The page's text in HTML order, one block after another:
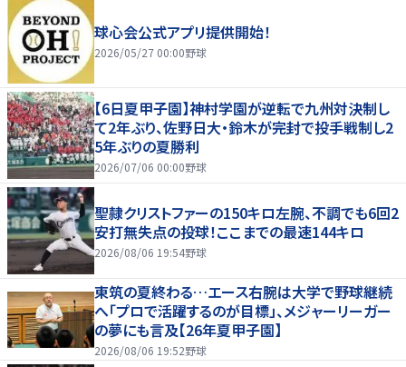
球心会公式アプリ提供開始！
2026/05/27 00:00野球
【6日夏甲子園】神村学園が逆転で九州対決制し
て2年ぶり、佐野日大・鈴木が完封で投手戦制し2
5年ぶりの夏勝利
2026/07/06 00:00野球
聖隷クリストファーの150キロ左腕、不調でも6回2
安打無失点の投球！ここまでの最速144キロ
2026/08/06 19:54野球
東筑の夏終わる…エース右腕は大学で野球継続
へ「プロで活躍するのが目標」、メジャーリーガー
の夢にも言及【26年夏甲子園】
2026/08/06 19:52野球